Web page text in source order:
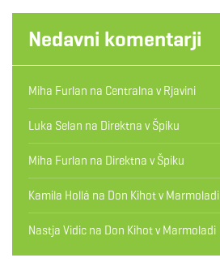
Nedavni komentarji
Miha Furlan na Centralna v Rjavini
Luka Selan na Direktna v Špiku
Miha Furlan na Direktna v Špiku
Kamila Hollá na Don Kihot v Marmoladi
Nastja Vidic na Don Kihot v Marmoladi